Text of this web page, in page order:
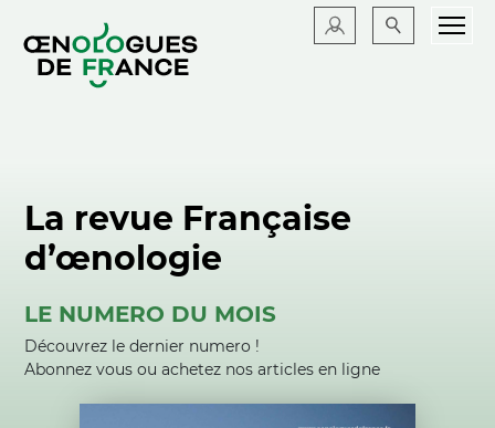
La revue Française
d’œnologie
LE NUMERO DU MOIS
Découvrez le dernier numero !
Abonnez vous ou achetez nos articles en ligne